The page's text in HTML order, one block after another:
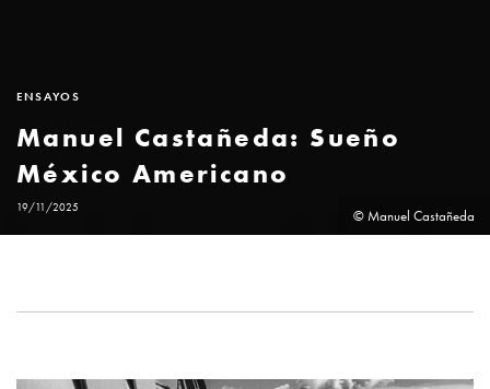
ENSAYOS
Manuel Castañeda: Sueño
México Americano
19/11/2025 © Manuel Castañeda